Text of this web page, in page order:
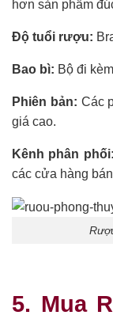
hơn sản phẩm
Độ tuổi rượu:
Bao bì: Bộ đi
Phiên bản: Các
giá cao.
Kênh phân phối:
các cửa hàng
5. Mua